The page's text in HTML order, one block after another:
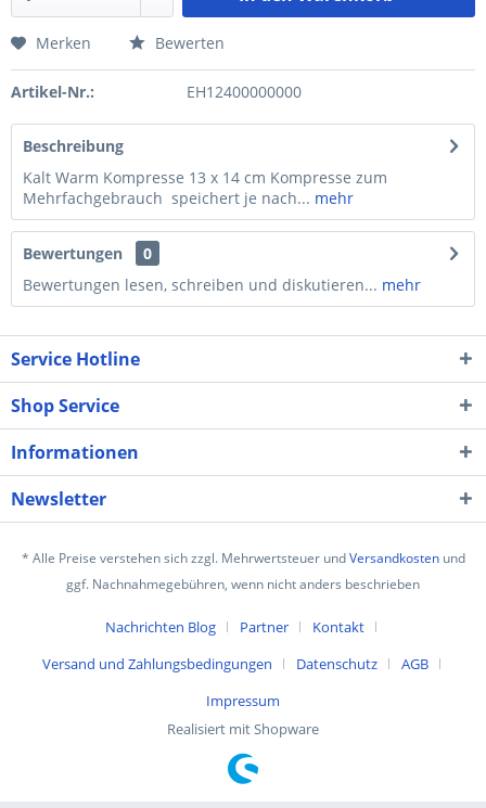
Merken Bewerten
Artikel-Nr.: EH12400000000
Beschreibung
Kalt Warm Kompresse 13 x 14 cm Kompresse zum
Mehrfachgebrauch speichert je nach... mehr
Bewertungen
0
Bewertungen lesen, schreiben und diskutieren... mehr
Service Hotline
Shop Service
Informationen
Newsletter
* Alle Preise verstehen sich zzgl. Mehrwertsteuer undVersandkostenund
ggf. Nachnahmegebühren, wenn nicht anders beschrieben
Nachrichten Blog Partner
Kontakt
Versand und Zahlungsbedingungen
Datenschutz
AGB
Impressum
Realisiert mit Shopware